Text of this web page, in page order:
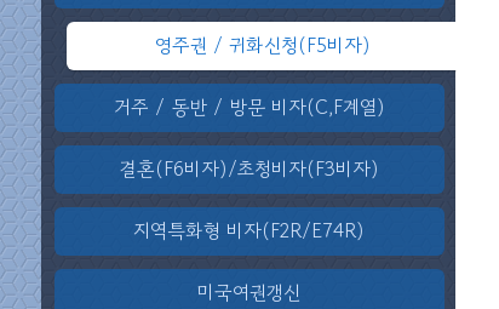
영주권 / 귀화신청(F5비자)
거주 / 동반 / 방문 비자(C,F계열)
결혼(F6비자)/초청비자(F3비자)
지역특화형 비자(F2R/E74R)
미국여권갱신